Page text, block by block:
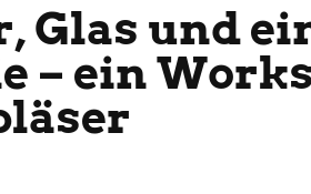
Glas und
– ein